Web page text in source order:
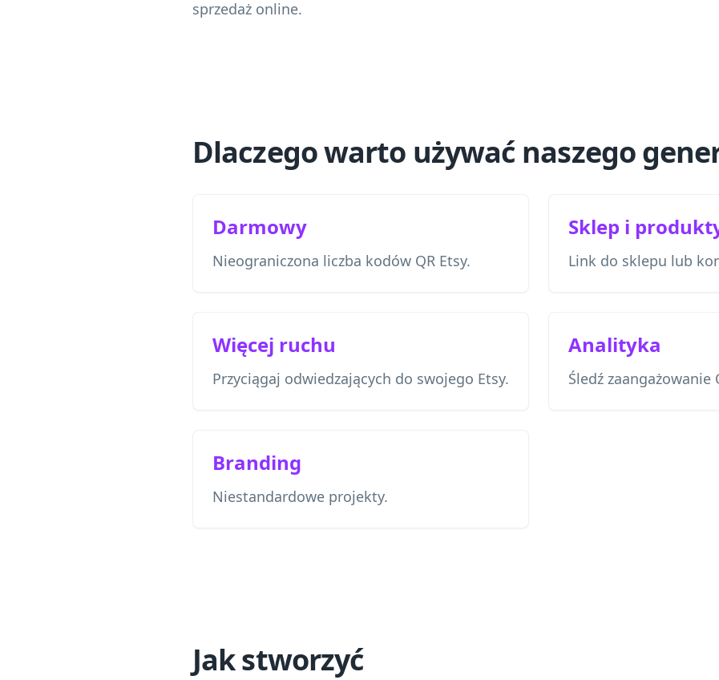
sprzedaż online.
Dlaczego warto używać naszego
Darmowy
Nieograniczona liczba kodów QR Etsy.
Sklep i
Link do sklepu lub
Więcej ruchu
Przyciągaj odwiedzających do swojego Etsy.
Analityka
Śledź zaangażowanie
Branding
Niestandardowe projekty.
Jak stworzyć